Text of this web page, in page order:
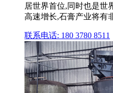
居世界首位,同时也是世
高速增长,石膏产业将有
联系电话: 180 3780 8511